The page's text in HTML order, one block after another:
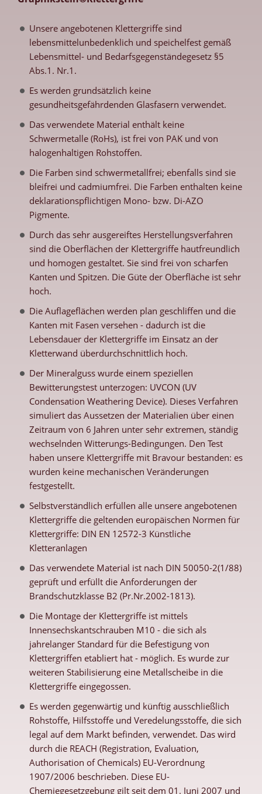
Unsere angebotenen Klettergriffe sind
lebensmittelunbedenklich und speichelfest gemäß
Lebensmittel- und Bedarfsgegenständegesetz §5
Abs.1. Nr.1.
Es werden grundsätzlich keine
gesundheitsgefährdenden Glasfasern verwendet.
Das verwendete Material enthält keine
Schwermetalle (RoHs), ist frei von PAK und von
halogenhaltigen Rohstoffen.
Die Farben sind schwermetallfrei; ebenfalls sind sie
bleifrei und cadmiumfrei. Die Farben enthalten keine
deklarationspflichtigen Mono- bzw. Di-AZO
Pigmente.
Durch das sehr ausgereiftes Herstellungsverfahren
sind die Oberflächen der Klettergriffe hautfreundlich
und homogen gestaltet. Sie sind frei von scharfen
Kanten und Spitzen. Die Güte der Oberfläche ist sehr
hoch.
Die Auflageflächen werden plan geschliffen und die
Kanten mit Fasen versehen - dadurch ist die
Lebensdauer der Klettergriffe im Einsatz an der
Kletterwand überdurchschnittlich hoch.
Der Mineralguss wurde einem speziellen
Bewitterungstest unterzogen: UVCON (UV
Condensation Weathering Device). Dieses Verfahren
simuliert das Aussetzen der Materialien über einen
Zeitraum von 6 Jahren unter sehr extremen, ständig
wechselnden Witterungs-Bedingungen. Den Test
haben unsere Klettergriffe mit Bravour bestanden: es
wurden keine mechanischen Veränderungen
festgestellt.
Selbstverständlich erfüllen alle unsere angebotenen
Klettergriffe die geltenden europäischen Normen für
Klettergriffe: DIN EN 12572-3 Künstliche
Kletteranlagen
Das verwendete Material ist nach DIN 50050-2(1/88)
geprüft und erfüllt die Anforderungen der
Brandschutzklasse B2 (Pr.Nr.2002-1813).
Die Montage der Klettergriffe ist mittels
Innensechskantschrauben M10 - die sich als
jahrelanger Standard für die Befestigung von
Klettergriffen etabliert hat - möglich. Es wurde zur
weiteren Stabilisierung eine Metallscheibe in die
Klettergriffe eingegossen.
Es werden gegenwärtig und künftig ausschließlich
Rohstoffe, Hilfsstoffe und Veredelungsstoffe, die sich
legal auf dem Markt befinden, verwendet. Das wird
durch die REACH (Registration, Evaluation,
Authorisation of Chemicals) EU-Verordnung
1907/2006 beschrieben. Diese EU-
Chemiegesetzgebung gilt seit dem 01. Juni 2007 und